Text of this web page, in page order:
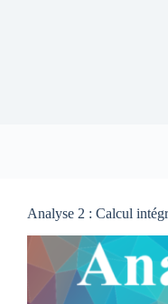
Analyse 2 : Calcul